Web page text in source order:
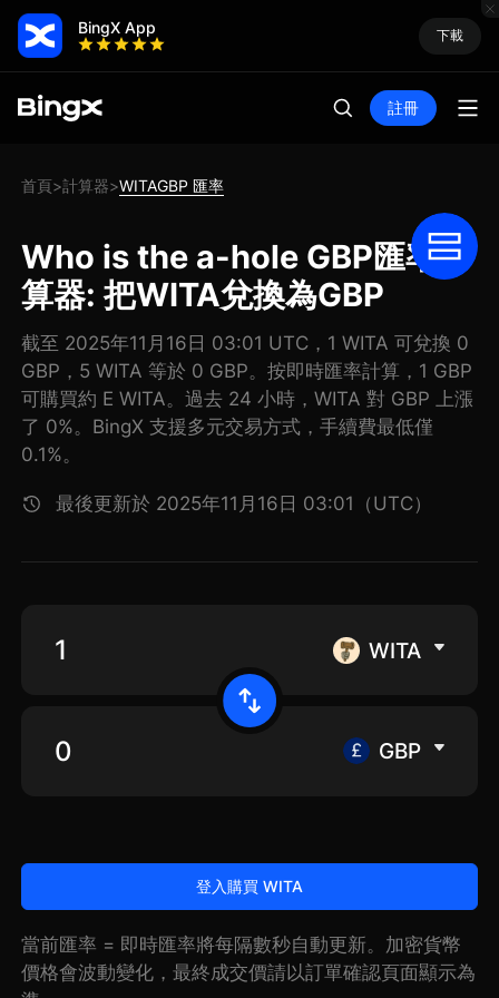
BingX App 下載
註冊
首頁>計算器>WITAGBP 匯率
Who is the a-hole GBP匯率計
算器: 把WITA兌換為GBP
截至 2025年11月16日 03:01 UTC，1 WITA 可兌換 0
GBP，5 WITA 等於 0 GBP。按即時匯率計算，1 GBP
可購買約 E WITA。過去 24 小時，WITA 對 GBP 上漲
了 0%。BingX 支援多元交易方式，手續費最低僅
0.1%。
最後更新於 2025年11月16日 03:01（UTC）
WITA
GBP
登入購買 WITA
當前匯率 = 即時匯率將每隔數秒自動更新。加密貨幣
價格會波動變化，最終成交價請以訂單確認頁面顯示為